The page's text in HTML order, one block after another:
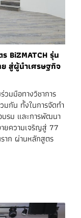
BiZMATCH รุ่น
สู่ผู้นำเศรษฐกิจ
มมือทางวิชาการ
มกัน ทั้งในการจัดทำ
รม และการพัฒนา
ยความเจริญสู่ 77
าก ผ่านหลักสูตร